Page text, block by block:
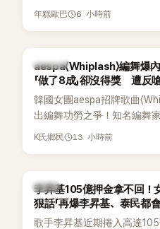
熱議。
（내가 만난 사이코패스）中，
的一句「歡迎回來」，更讓他
年糕歐巴 6 小時前
K-POP
aespa〈Whiplash〉編舞爆
「做了8成」卻沒得獎 遭反
關鍵
韓國女團aespa招牌歌曲〈
出編舞功勞之爭！知名編舞
Mnet新節目《Street World
度編舞大賞」卻由Lachica拿
仍感到相當不平。
K氏鄉民 13 小時前
韓星
李昇基105億押金拿不回！
狠話「再爆李昇基、泰民都
音流出
歌手李昇基近期捲入高達